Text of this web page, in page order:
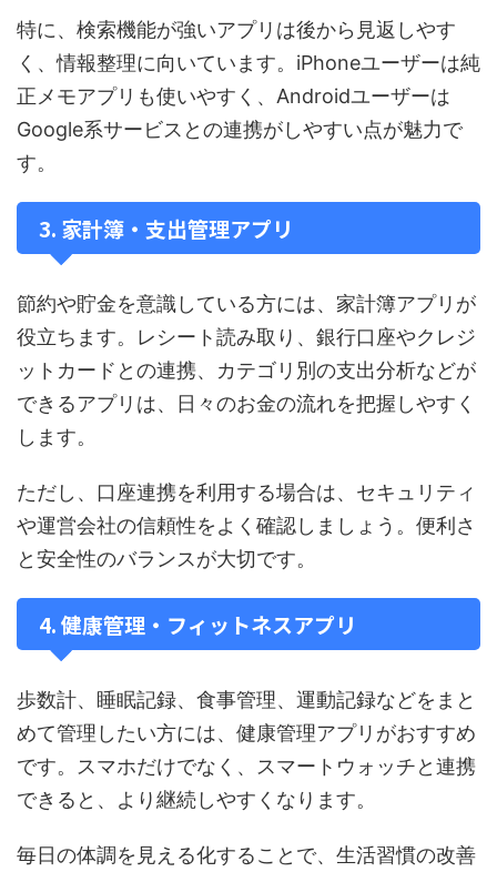
特に、検索機能が強いアプリは後から見返しやす
く、情報整理に向いています。iPhoneユーザーは純
正メモアプリも使いやすく、Androidユーザーは
Google系サービスとの連携がしやすい点が魅力で
す。
3. 家計簿・支出管理アプリ
節約や貯金を意識している方には、家計簿アプリが
役立ちます。レシート読み取り、銀行口座やクレジ
ットカードとの連携、カテゴリ別の支出分析などが
できるアプリは、日々のお金の流れを把握しやすく
します。
ただし、口座連携を利用する場合は、セキュリティ
や運営会社の信頼性をよく確認しましょう。便利さ
と安全性のバランスが大切です。
4. 健康管理・フィットネスアプリ
歩数計、睡眠記録、食事管理、運動記録などをまと
めて管理したい方には、健康管理アプリがおすすめ
です。スマホだけでなく、スマートウォッチと連携
できると、より継続しやすくなります。
毎日の体調を見える化することで、生活習慣の改善